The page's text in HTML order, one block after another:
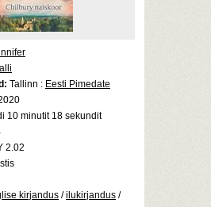
Tallinn : Eesti Pimedate
10 minutit 18 sekundit
2.02
kirjandus /ilukirjandus /